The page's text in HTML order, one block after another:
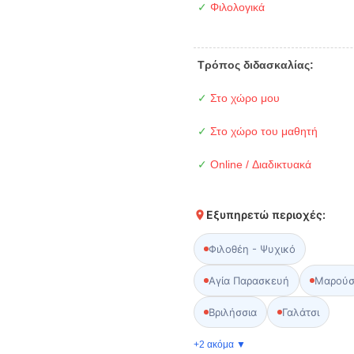
✓ Φιλολογικά
Τρόπος διδασκαλίας:
✓ Στο χώρο μου
✓ Στο χώρο του μαθητή
✓ Online / Διαδικτυακά
Εξυπηρετώ περιοχές:
Φιλοθέη - Ψυχικό
Αγία Παρασκευή
Βριλήσσια Γαλάτσι
+2 ακόμα ▼